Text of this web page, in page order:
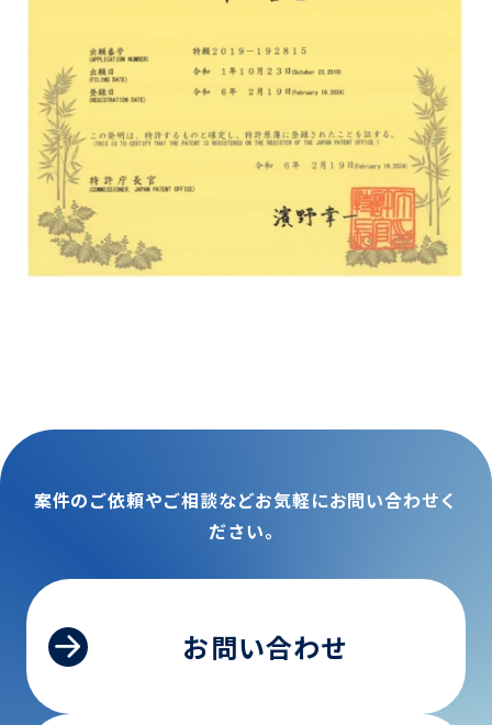
案件のご依頼やご相談などお気軽にお問い合わせく
ださい。
お問い合わせ